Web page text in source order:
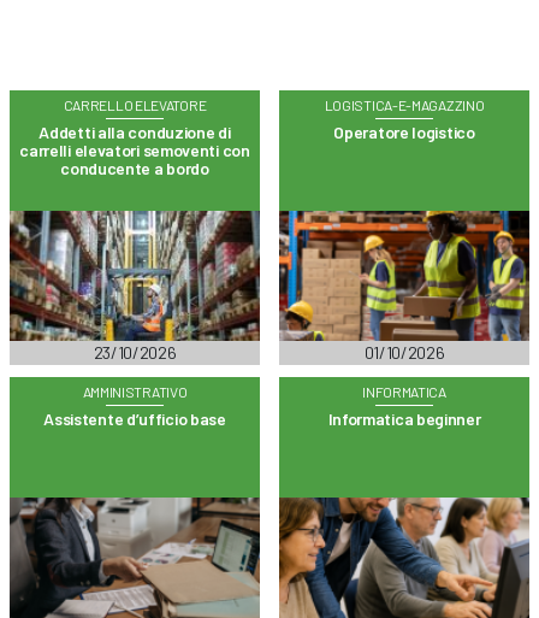
CARRELLO ELEVATORE
Addetti alla conduzione di
carrelli elevatori semoventi con
conducente a bordo
23/10/2026
LOGISTICA-E-MAGAZZINO
Operatore logistico
01/10/2026
AMMINISTRATIVO
Assistente d’ufficio base
INFORMATICA
Informatica beginner